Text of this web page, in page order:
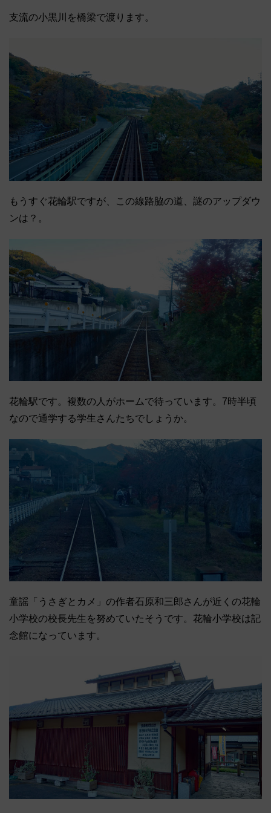
支流の小黒川を橋梁で渡ります。
もうすぐ花輪駅ですが、この線路脇の道、謎のアップダウ
ンは？。
花輪駅です。複数の人がホームで待っています。7時半頃
なので通学する学生さんたちでしょうか。
童謡「うさぎとカメ」の作者石原和三郎さんが近くの花輪
小学校の校長先生を努めていたそうです。花輪小学校は記
念館になっています。